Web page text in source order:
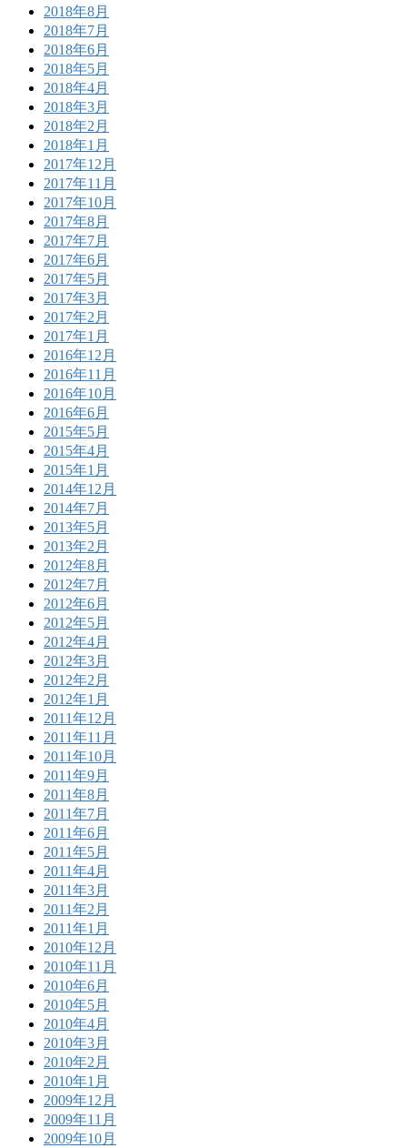
2018年8月
2018年7月
2018年6月
2018年5月
2018年4月
2018年3月
2018年2月
2018年1月
2017年12月
2017年11月
2017年10月
2017年8月
2017年7月
2017年6月
2017年5月
2017年3月
2017年2月
2017年1月
2016年12月
2016年11月
2016年10月
2016年6月
2015年5月
2015年4月
2015年1月
2014年12月
2014年7月
2013年5月
2013年2月
2012年8月
2012年7月
2012年6月
2012年5月
2012年4月
2012年3月
2012年2月
2012年1月
2011年12月
2011年11月
2011年10月
2011年9月
2011年8月
2011年7月
2011年6月
2011年5月
2011年4月
2011年3月
2011年2月
2011年1月
2010年12月
2010年11月
2010年6月
2010年5月
2010年4月
2010年3月
2010年2月
2010年1月
2009年12月
2009年11月
2009年10月